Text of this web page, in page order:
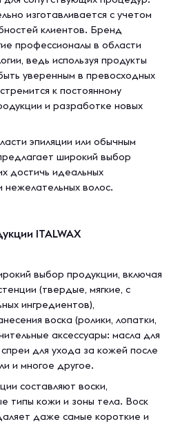
изготавливается с учетом
клиентов. Бренд
профессионалы в области
ведь используя продукты
уверенным в превосходных
к постоянному
и разработке новых
эпиляции или обычным
широкий выбор
достичь идеальных
нежелательных волос.
ITALWAX
выбор продукции, включая
(твердые, мягкие, с
ингредиентов),
воска (ролики, лопатки,
аксессуары: масла для
для ухода за кожей после
и многое другое.
составляют воски,
типы кожи и зоны тела. Воск
даже самые короткие и